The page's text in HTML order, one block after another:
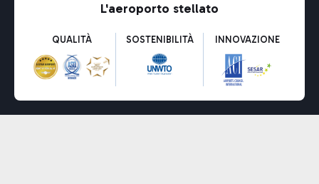
L'aeroporto stellato
QUALITÀ SOSTENIBILITÀ INNOVAZIONE